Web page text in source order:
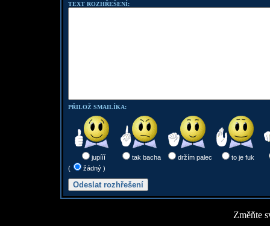
TEXT ROZHŘEŠENÍ:
PŘILOŽ SMAILÍKA:
jupííí tak bacha držím palec
to je fuk
(
žádný )
Změňte